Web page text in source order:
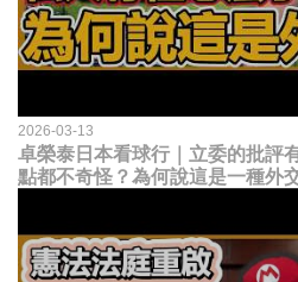
2026-03-13
卓榮泰日本看球行｜立委的批評
點都不奇怪？為何說這是一種外